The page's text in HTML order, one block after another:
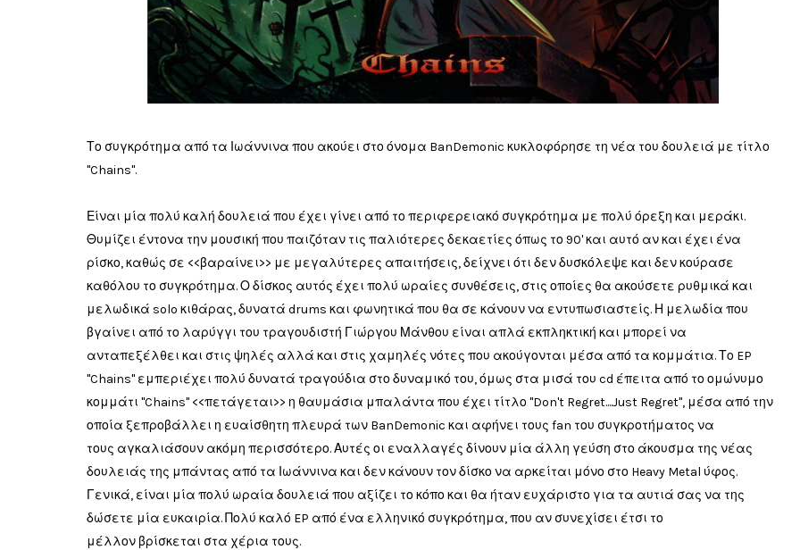
Το συγκρότημα από τα Ιωάννινα που ακούει στο όνομα BanDemonic κυκλοφόρησε τη νέα του δουλειά με τίτλο
"Chains".
Είναι μία πολύ καλή δουλειά που έχει γίνει από το περιφερειακό συγκρότημα με πολύ όρεξη και μεράκι.
Θυμίζει έντονα την μουσική που παιζόταν τις παλιότερες δεκαετίες όπως το 90' και αυτό αν και έχει ένα
ρίσκο, καθώς σε <<βαραίνει>> με μεγαλύτερες απαιτήσεις, δείχνει ότι δεν δυσκόλεψε και δεν κούρασε
καθόλου το συγκρότημα. Ο δίσκος αυτός έχει πολύ ωραίες συνθέσεις, στις οποίες θα ακούσετε ρυθμικά και
μελωδικά solo κιθάρας, δυνατά drums και φωνητικά που θα σε κάνουν να εντυπωσιαστείς. Η μελωδία που
βγαίνει από το λαρύγγι του τραγουδιστή Γιώργου Μάνθου είναι απλά εκπληκτική και μπορεί να
ανταπεξέλθει και στις ψηλές αλλά και στις χαμηλές νότες που ακούγονται μέσα από τα κομμάτια. Το EP
"Chains" εμπεριέχει πολύ δυνατά τραγούδια στο δυναμικό του, όμως στα μισά του cd έπειτα από το ομώνυμο
κομμάτι "Chains" <<πετάγεται>> η θαυμάσια μπαλάντα που έχει τίτλο "Don't Regret....Just Regret", μέσα από την
οποία ξεπροβάλλει η ευαίσθητη πλευρά των BanDemonic και αφήνει τους fan του συγκροτήματος να
τους αγκαλιάσουν ακόμη περισσότερο. Αυτές οι εναλλαγές δίνουν μία άλλη γεύση στο άκουσμα της νέας
δουλειάς της μπάντας από τα Ιωάννινα και δεν κάνουν τον δίσκο να αρκείται μόνο στο Heavy Metal ύφος.
Γενικά, είναι μία πολύ ωραία δουλειά που αξίζει το κόπο και θα ήταν ευχάριστο για τα αυτιά σας να της
δώσετε μία ευκαιρία. Πολύ καλό EP από ένα ελληνικό συγκρότημα, που αν συνεχίσει έτσι το
μέλλον βρίσκεται στα χέρια τους.